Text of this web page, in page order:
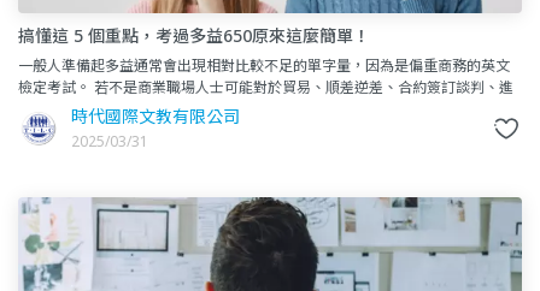
搞懂這 5 個重點，考過多益650原來這麼簡單！
一般人準備起多益通常會出現相對比較不足的單字量，因為是偏重商務的英文
檢定考試。 若不是商業職場人士可能對於貿易、順差逆差、合約簽訂談判、進
出口、原物料加工之類的單字，感到較為陌生。
時代國際文教有限公司
2025/03/31